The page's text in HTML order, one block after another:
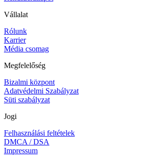
Vállalat
Rólunk
Karrier
Média csomag
Megfelelőség
Bizalmi központ
Adatvédelmi Szabályzat
Süti szabályzat
Jogi
Felhasználási feltételek
DMCA / DSA
Impressum